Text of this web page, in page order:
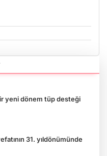
yeni dönem tüp desteği
31. yıldönümünde